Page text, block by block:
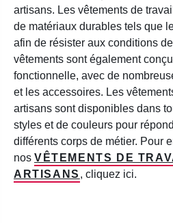
artisans. Les vêtements de
de matériaux durables tels que
afin de résister aux conditions
vêtements sont également
fonctionnelle, avec de
et les accessoires. Les
artisans sont disponibles dans
styles et de couleurs pour
différents corps de métier. Pour
nos VÊTEMENTS DE
ARTISANS , cliquez ici.